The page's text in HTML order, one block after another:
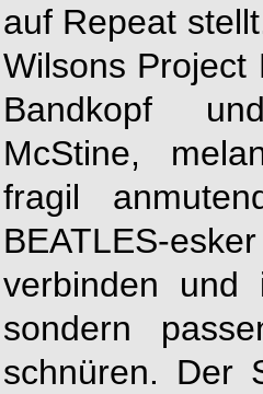
auf Repeat
Wilsons Project
Bandkopf
McStine,
fragil
BEATLES-
verbinden
sondern
schnüren. Der